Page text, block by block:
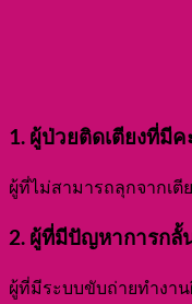
1. ผู้ป่วยติดเตียงที่มี
ผู้ที่ไม่สามารถลุกจากเตี
2. ผู้ที่มีปัญหาการกลั้
ผู้ที่มีระบบขับถ่ายทำงา